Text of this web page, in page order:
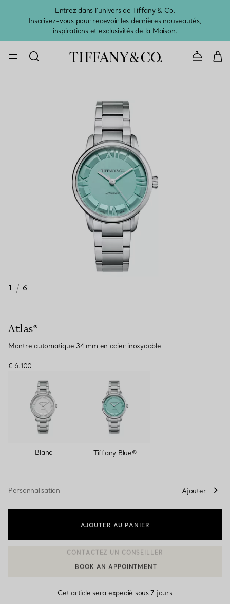
Entrez dans l’univers de Tiffany & Co.
Inscrivez-vouspour recevoir les dernières nouveautés,
inspirations et exclusivités de la Maison.
1 / 6
Atlas®
Montre automatique 34 mm en acier inoxydable
€ 6.100
Blanc sélectionnés
Tiffany Blue®
Personnalisation Ajouter
AJOUTER AU PANIER
CONTACTER UN CONSEILLER CLIENT OU PRENDRE RENDEZ-
Cet article sera expedié sous 7 jours